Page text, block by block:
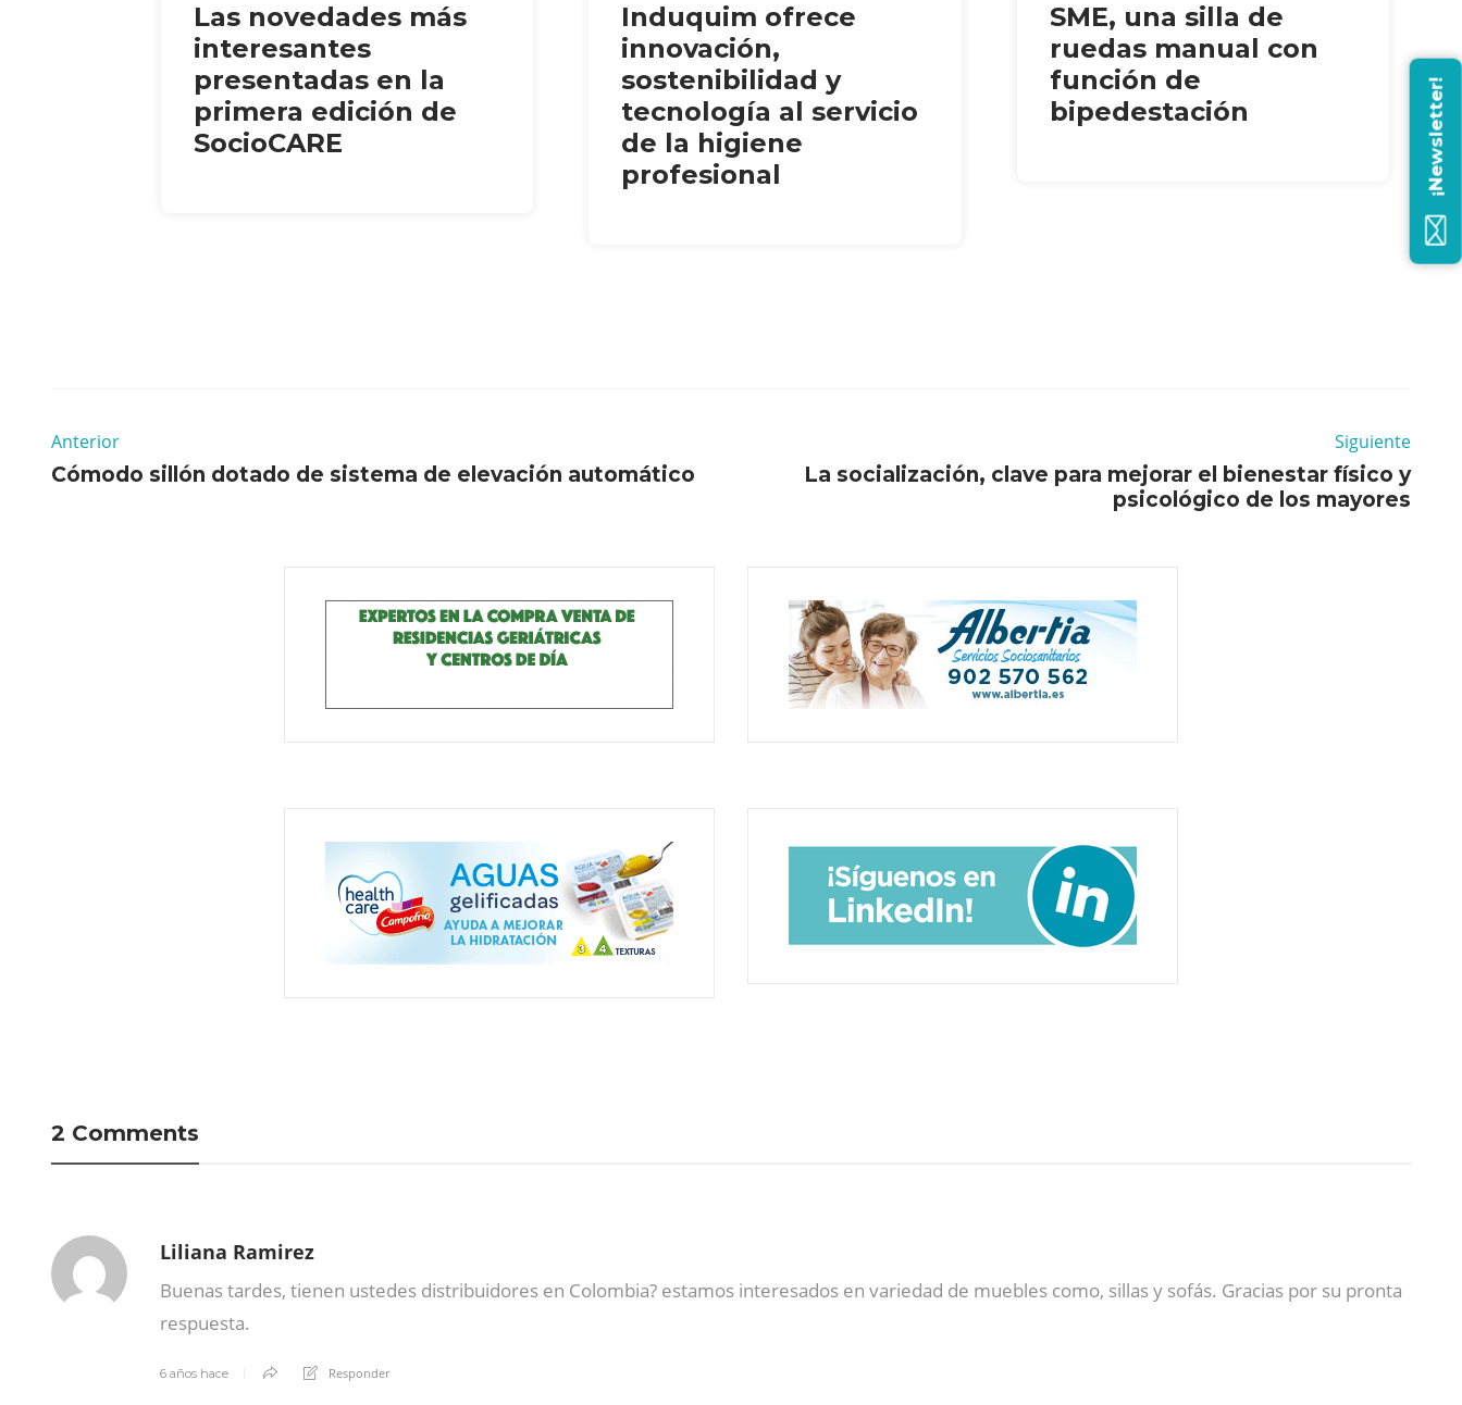
Las novedades más
interesantes
presentadas en la
primera edición de
SocioCARE
Induquim ofrece
innovación,
sostenibilidad y
tecnología al servicio
de la higiene
profesional
SME, una silla de
ruedas manual con
función de
bipedestación
Anterior
Cómodo sillón dotado de sistema de elevación automático
Siguiente
La socialización, clave para mejorar el bienestar físico y
psicológico de los mayores
2 Comments
Liliana Ramirez
Buenas tardes, tienen ustedes distribuidores en Colombia? estamos interesados en variedad de muebles como, sillas y sofás. Gracias por su pronta
respuesta.
6 años hace Responder
¡Newsletter!